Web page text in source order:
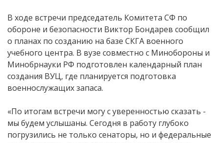
В ходе встречи председатель Комитета СФ по
обороне и безопасности Виктор Бондарев сообщил
о планах по созданию на базе СКГА военного
учебного центра. В вузе совместно с Минобороны и
Минобрнауки РФ подготовлен календарный план
создания ВУЦ, где планируется подготовка
военнослужащих запаса.
«По итогам встречи могу с уверенностью сказать -
мы будем услышаны. Сегодня в работу глубоко
погрузились не только сенаторы, но и федеральные